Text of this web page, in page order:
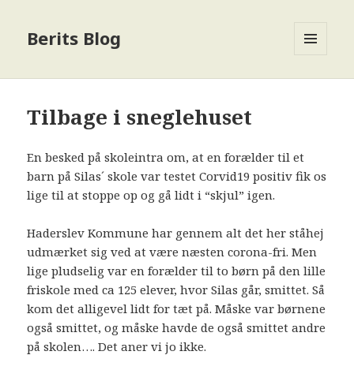
Berits Blog
Tilbage i sneglehuset
En besked på skoleintra om, at en forælder til et
barn på Silas´ skole var testet Corvid19 positiv fik os
lige til at stoppe op og gå lidt i “skjul” igen.
Haderslev Kommune har gennem alt det her ståhej
udmærket sig ved at være næsten corona-fri. Men
lige pludselig var en forælder til to børn på den lille
friskole med ca 125 elever, hvor Silas går, smittet. Så
kom det alligevel lidt for tæt på. Måske var børnene
også smittet, og måske havde de også smittet andre
på skolen…. Det aner vi jo ikke.